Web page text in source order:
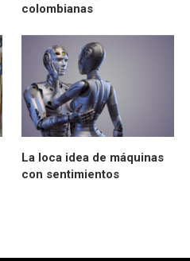
colombianas
La loca idea de máquinas
con sentimientos